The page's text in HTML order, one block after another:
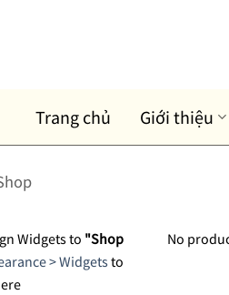
Trang chủ Giới thiệu
Widgets to "Shop
> Widgets to
No